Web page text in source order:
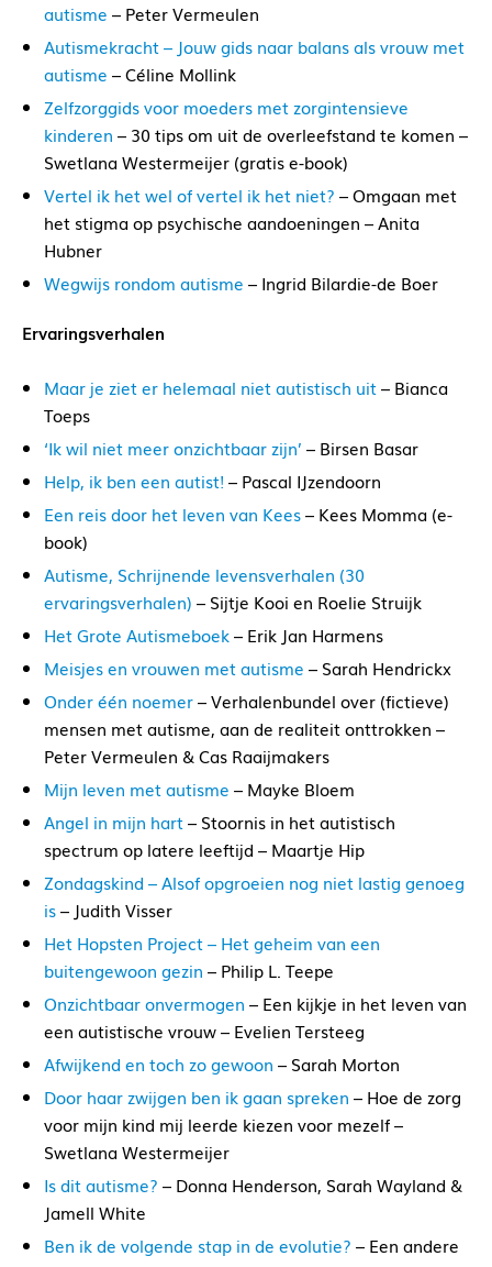
autisme – Peter Vermeulen
Autismekracht – Jouw gids naar balans als vrouw met
autisme – Céline Mollink
Zelfzorggids voor moeders met zorgintensieve
kinderen – 30 tips om uit de overleefstand te komen –
Swetlana Westermeijer (gratis e-book)
Vertel ik het wel of vertel ik het niet? – Omgaan met
het stigma op psychische aandoeningen – Anita
Hubner
Wegwijs rondom autisme – Ingrid Bilardie-de Boer
Ervaringsverhalen
Maar je ziet er helemaal niet autistisch uit– Bianca
Toeps
‘Ik wil niet meer onzichtbaar zijn’ – Birsen Basar
Help, ik ben een autist! – Pascal IJzendoorn
Een reis door het leven van Kees– Kees Momma (e-
book)
Autisme, Schrijnende levensverhalen (30
ervaringsverhalen) – Sijtje Kooi en Roelie Struijk
Het Grote Autismeboek– Erik Jan Harmens
Meisjes en vrouwen met autisme – Sarah Hendrickx
Onder één noemer– Verhalenbundel over (fictieve)
mensen met autisme, aan de realiteit onttrokken –
Peter Vermeulen & Cas Raaijmakers
Mijn leven met autisme – Mayke Bloem
Angel in mijn hart– Stoornis in het autistisch
spectrum op latere leeftijd – Maartje Hip
Zondagskind – Alsof opgroeien nog niet lastig genoeg
is– Judith Visser
Het Hopsten Project – Het geheim van een
buitengewoon gezin – Philip L. Teepe
Onzichtbaar onvermogen – Een kijkje in het leven van
een autistische vrouw – Evelien Tersteeg
Afwijkend en toch zo gewoon – Sarah Morton
Door haar zwijgen ben ik gaan spreken – Hoe de zorg
voor mijn kind mij leerde kiezen voor mezelf –
Swetlana Westermeijer
Is dit autisme? – Donna Henderson, Sarah Wayland &
Jamell White
Ben ik de volgende stap in de evolutie? – Een andere